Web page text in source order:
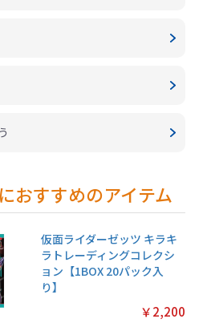
おすすめのアイテム
仮面ライダーゼッツ キラキ
ラトレーディングコレクシ
ョン【1BOX 20パック入
り】
￥2,200